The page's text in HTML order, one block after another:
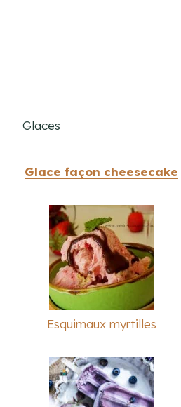
Glaces
Glace façon cheesecake
Esquimaux myrtilles